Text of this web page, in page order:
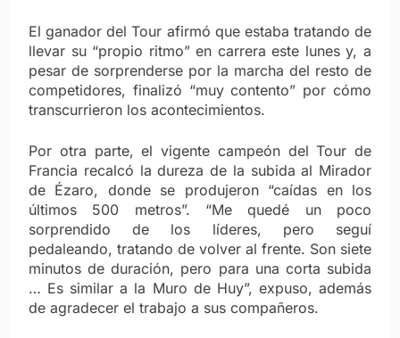
El ganador del Tour afirmó que estaba tratando de
llevar su “propio ritmo” en carrera este lunes y, a
pesar de sorprenderse por la marcha del resto de
competidores, finalizó “muy contento” por cómo
transcurrieron los acontecimientos.
Por otra parte, el vigente campeón del Tour de
Francia recalcó la dureza de la subida al Mirador
de Ézaro, donde se produjeron “caídas en los
últimos 500 metros”. “Me quedé un poco
sorprendido de los líderes, pero seguí
pedaleando, tratando de volver al frente. Son siete
minutos de duración, pero para una corta subida
… Es similar a la Muro de Huy”, expuso, además
de agradecer el trabajo a sus compañeros.